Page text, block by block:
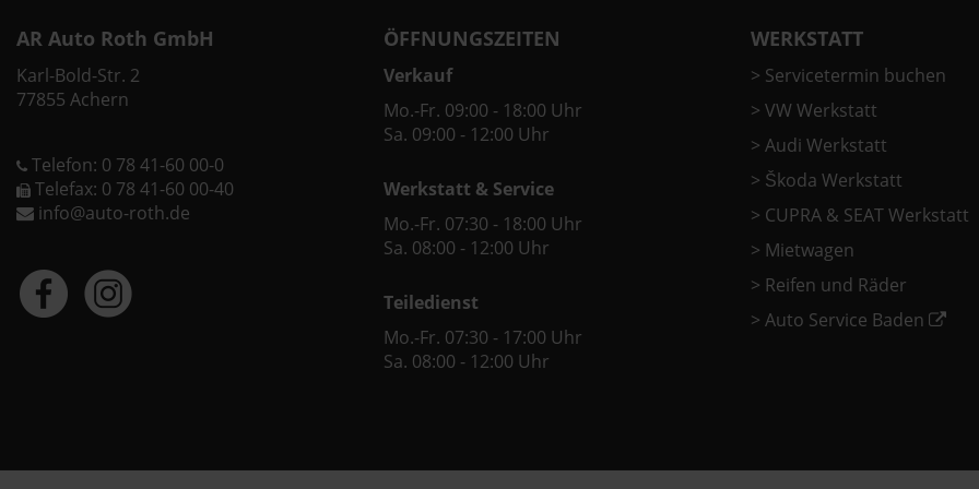
AR Auto Roth GmbH
Karl-Bold-Str. 2
77855 Achern
Telefon: 0 78 41-60 00-0
Telefax: 0 78 41-60 00-40
info@auto-roth.de
ÖFFNUNGSZEITEN
Verkauf
Mo.-Fr. 09:00 - 18:00 Uhr
Sa. 09:00 - 12:00 Uhr
Werkstatt & Service
Mo.-Fr. 07:30 - 18:00 Uhr
Sa. 08:00 - 12:00 Uhr
Teiledienst
Mo.-Fr. 07:30 - 17:00 Uhr
Sa. 08:00 - 12:00 Uhr
WERKSTATT
> Servicetermin buchen
> VW Werkstatt
> Audi Werkstatt
> Škoda Werkstatt
> CUPRA & SEAT Werkstatt
> Mietwagen
> Reifen und Räder
> Auto Service Baden